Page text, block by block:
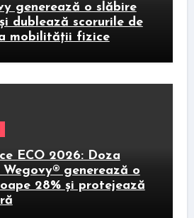
generează o slăbire
dublează scorurile de
mobilității fizice
ECO 2026: Doza
generează o
28% și protejează